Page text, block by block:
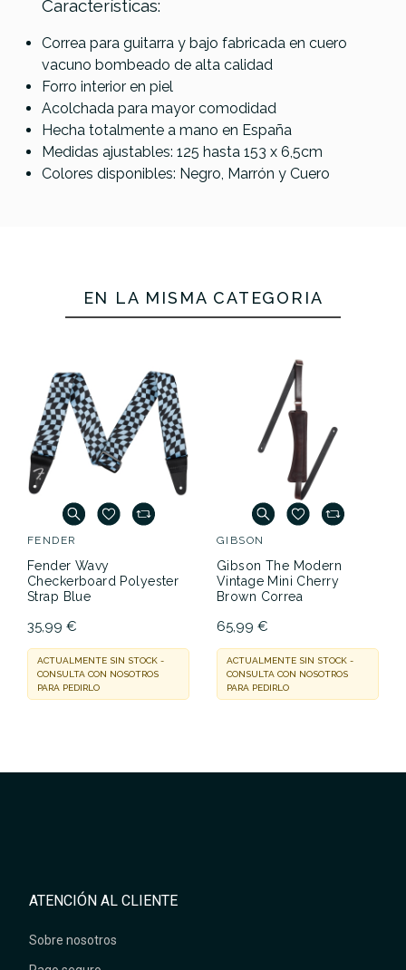
Características:
Correa para guitarra y bajo fabricada en cuero
vacuno bombeado de alta calidad
Forro interior en piel
Acolchada para mayor comodidad
Hecha totalmente a mano en España
Medidas ajustables: 125 hasta 153 x 6,5cm
Colores disponibles: Negro, Marrón y Cuero
Referencia CORRGUIBOU005
Bourbon
Bass
Buffalo
Castaña
Bourbon
Bass
Buffalo
Negro
Strap
Silverado
64,00 € 64,00 € 63,95 € 63,95 €
EN LA MISMA CATEGORÍA
FENDER
Fender Wavy
Checkerboard Polyester
Strap Blue
35,99 €
ACTUALMENTE SIN STOCK -
CONSULTA CON NOSOTROS
PARA PEDIRLO
GIBSON
Gibson The Modern
Vintage Mini Cherry
Brown Correa
65,99 €
ACTUALMENTE SIN STOCK -
CONSULTA CON NOSOTROS
PARA PEDIRLO
ATENCIÓN AL CLIENTE
Sobre nosotros